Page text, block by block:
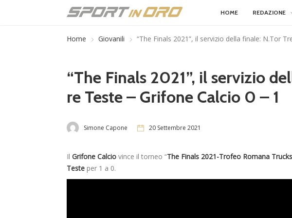
HOME REDAZIONE
Home Giovanili “The Finals 2021”, il servizio della finale: N.Tor
“The Finals 2021”, il servizio
re Teste – Grifone Calcio 0 – 1
Simone Capone 20 Settembre 2021
Il Grifone Calcio vince il torneo “The Finals 2021-Trofeo Romana Trucks
Teste per 1 a 0.